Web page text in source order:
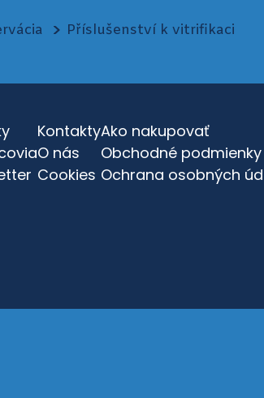
Příslušenství k vitrifikaci
Kontakty
O nás
Cookies
Ako nakupovať
Obchodné podmienky
Ochrana osobných